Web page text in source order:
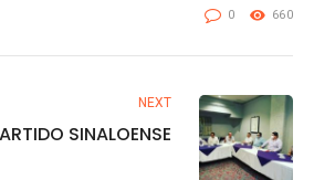
0 660
NEXT
SINALOENSE